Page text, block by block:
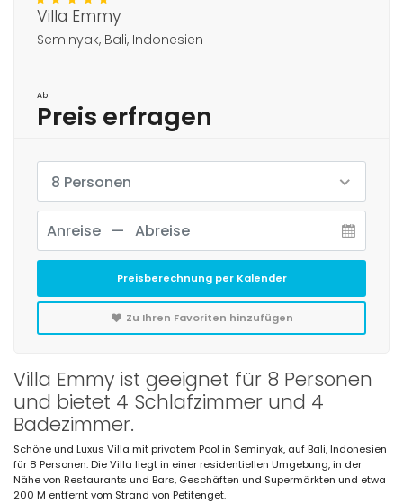
Villa Emmy ist geeignet für 8 Personen
und bietet 4 Schlafzimmer und 4
Badezimmer.
Schöne und Luxus Villa mit privatem Pool in Seminyak, auf Bali, Indonesien
für 8 Personen. Die Villa liegt in einer residentiellen Umgebung, in der
Nähe von Restaurants und Bars, Geschäften und Supermärkten und etwa
200 M entfernt vom Strand von Petitenget.
Villa Emmy
Seminyak, Bali, Indonesien
Ab
Preis erfragen
8 Personen
Preisberechnung per Kalender
Zu Ihren Favoriten hinzufügen